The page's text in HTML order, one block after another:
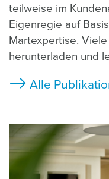
teilweise im
Eigenregie auf
Martexpertise.
herunterladen und
Alle